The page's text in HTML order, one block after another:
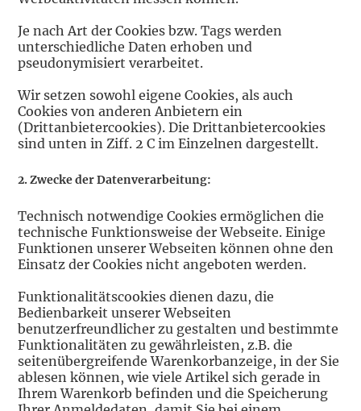
Je nach Art der Cookies bzw. Tags werden
unterschiedliche Daten erhoben und
pseudonymisiert verarbeitet.
Wir setzen sowohl eigene Cookies, als auch
Cookies von anderen Anbietern ein
(Drittanbietercookies). Die Drittanbietercookies
sind unten in Ziff. 2 C im Einzelnen dargestellt.
2. Zwecke der Datenverarbeitung:
Technisch notwendige Cookies ermöglichen die
technische Funktionsweise der Webseite. Einige
Funktionen unserer Webseiten können ohne den
Einsatz der Cookies nicht angeboten werden.
Funktionalitätscookies dienen dazu, die
Bedienbarkeit unserer Webseiten
benutzerfreundlicher zu gestalten und bestimmte
Funktionalitäten zu gewährleisten, z.B. die
seitenübergreifende Warenkorbanzeige, in der Sie
ablesen können, wie viele Artikel sich gerade in
Ihrem Warenkorb befinden und die Speicherung